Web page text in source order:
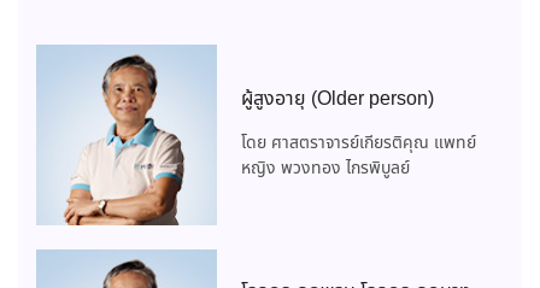
ผู้สูงอายุ (Older person)
โดย ศาสตราจารย์เกียรติคุณ แพทย์
หญิง พวงทอง ไกรพิบูลย์